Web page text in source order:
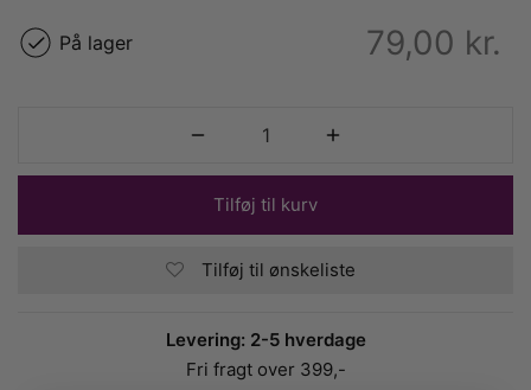
79,00 kr.
På lager
Tilføj til kurv
Tilføj til ønskeliste
Levering: 2-5 hverdage
Fri fragt over 399,-